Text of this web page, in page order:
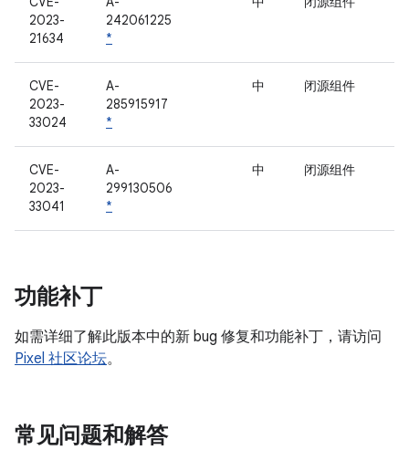
2023-
21634
242061225
*
CVE-
2023-
33024
A-
285915917
*
中 闭源组件
CVE-
2023-
33041
A-
299130506
*
中 闭源组件
功能补丁
如需详细了解此版本中的新 bug 修复和功能补丁，请访问
Pixel 社区论坛。
常见问题和解答